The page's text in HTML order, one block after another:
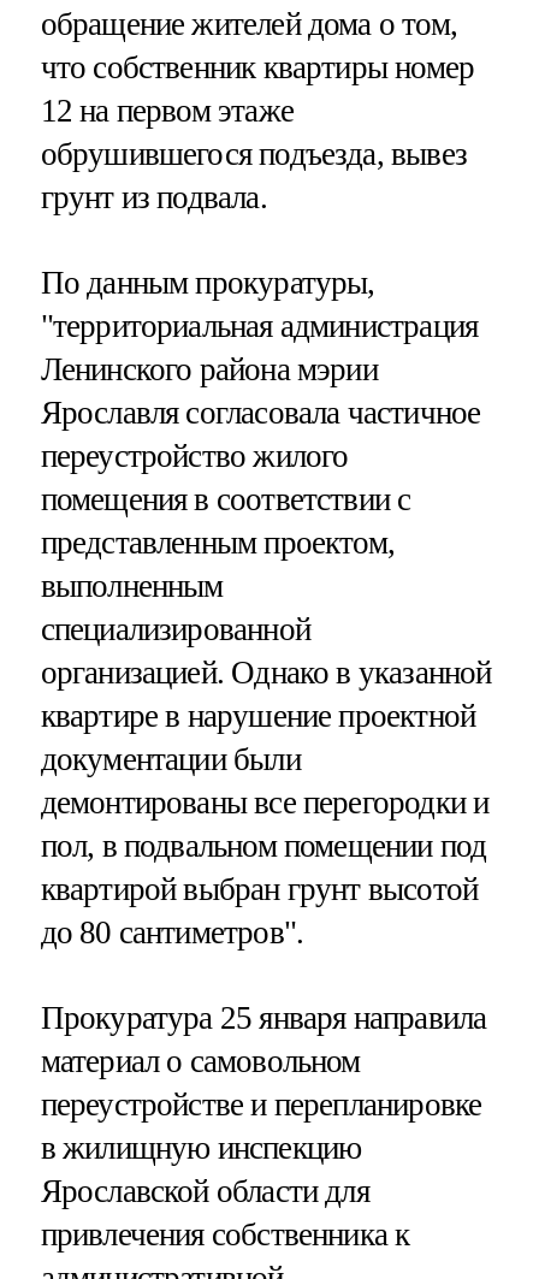
обращение жителей дома о том,
что собственник квартиры номер
12 на первом этаже
обрушившегося подъезда, вывез
грунт из подвала.
По данным прокуратуры,
"территориальная администрация
Ленинского района мэрии
Ярославля согласовала частичное
переустройство жилого
помещения в соответствии с
представленным проектом,
выполненным
специализированной
организацией. Однако в указанной
квартире в нарушение проектной
документации были
демонтированы все перегородки и
пол, в подвальном помещении под
квартирой выбран грунт высотой
до 80 сантиметров".
Прокуратура 25 января направила
материал о самовольном
переустройстве и перепланировке
в жилищную инспекцию
Ярославской области для
привлечения собственника к